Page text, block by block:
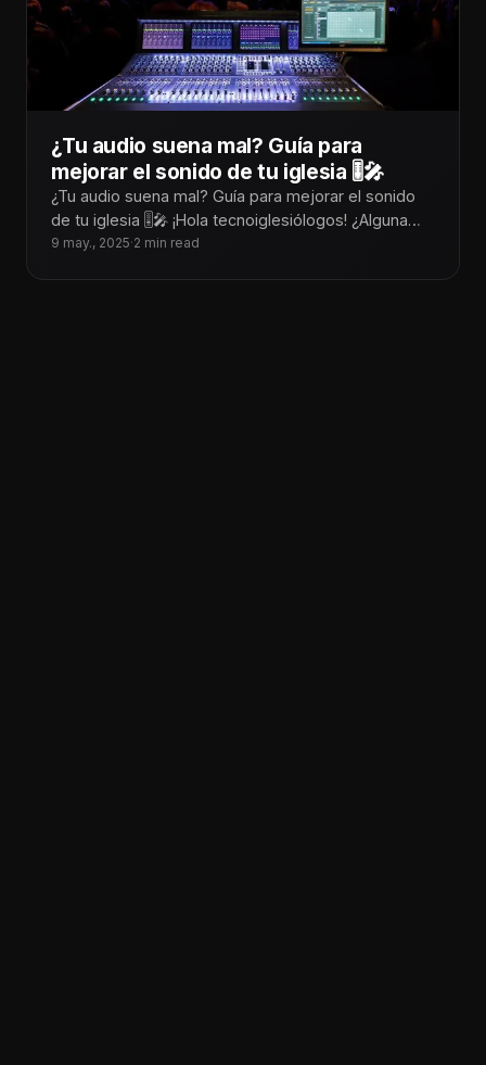
¿Tu audio suena mal? Guía para
mejorar el sonido de tu iglesia 🎚️🎤
¿Tu audio suena mal? Guía para mejorar el sonido
de tu iglesia 🎚️🎤 ¡Hola tecnoiglesiólogos! ¿Alguna
vez has estado en medio
9 may., 2025·2 min read